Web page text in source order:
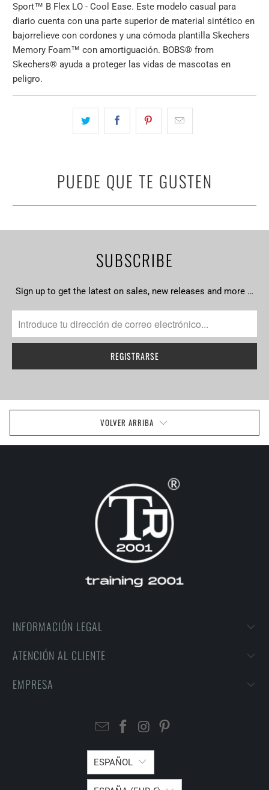
Sport™ B Flex LO - Cool Ease. Este modelo casual para
diario cuenta con una parte superior de material sintético en
bajorrelieve con cordones y una cómoda plantilla Skechers
Memory Foam™ con amortiguación. BOBS® from
Skechers® ayuda a proteger las vidas de mascotas en
peligro.
PUEDE QUE TE GUSTEN
SUBSCRIBE
Sign up to get the latest on sales, new releases and more …
VOLVER ARRIBA
INFORMACIÓN LEGAL
ATENCIÓN AL CLIENTE
EMPRESA
ESPAÑOL